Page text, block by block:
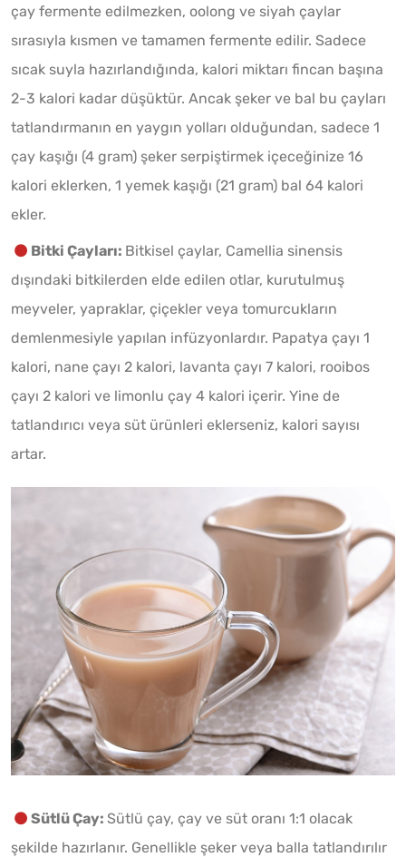
çay fermente edilmezken, oolong ve siyah çaylar
sırasıyla kısmen ve tamamen fermente edilir. Sadece
sıcak suyla hazırlandığında, kalori miktarı fincan başına
2-3 kalori kadar düşüktür. Ancak şeker ve bal bu çayları
tatlandırmanın en yaygın yolları olduğundan, sadece 1
çay kaşığı (4 gram) şeker serpiştirmek içeceğinize 16
kalori eklerken, 1 yemek kaşığı (21 gram) bal 64 kalori
ekler.
Bitki Çayları: Bitkisel çaylar, Camellia sinensis
dışındaki bitkilerden elde edilen otlar, kurutulmuş
meyveler, yapraklar, çiçekler veya tomurcukların
demlenmesiyle yapılan infüzyonlardır. Papatya çayı 1
kalori, nane çayı 2 kalori, lavanta çayı 7 kalori, rooibos
çayı 2 kalori ve limonlu çay 4 kalori içerir. Yine de
tatlandırıcı veya süt ürünleri eklerseniz, kalori sayısı
artar.
Sütlü Çay: Sütlü çay, çay ve süt oranı 1:1 olacak
şekilde hazırlanır. Genellikle şeker veya balla tatlandırılır